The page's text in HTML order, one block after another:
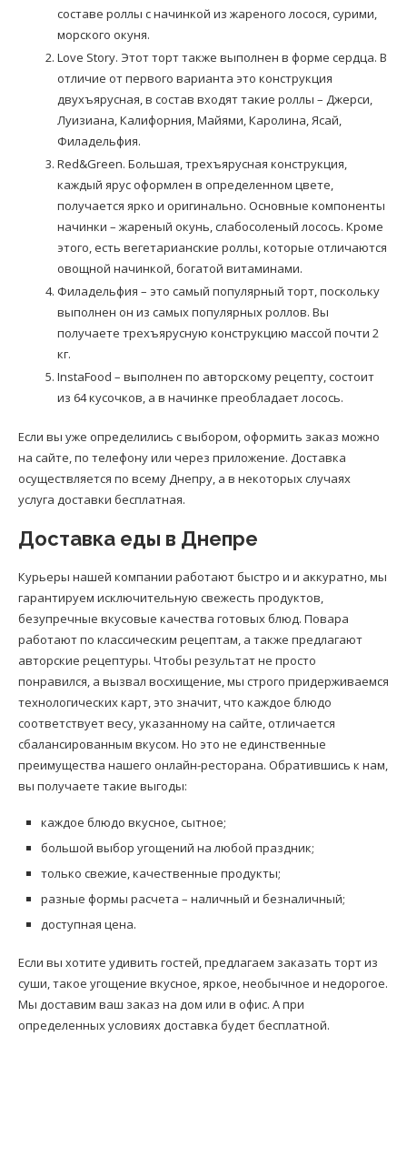
составе роллы с начинкой из жареного лосося, сурими,
морского окуня.
Love Story. Этот торт также выполнен в форме сердца. В
отличие от первого варианта это конструкция
двухъярусная, в состав входят такие роллы – Джерси,
Луизиана, Калифорния, Майями, Каролина, Ясай,
Филадельфия.
Red&Green. Большая, трехъярусная конструкция,
каждый ярус оформлен в определенном цвете,
получается ярко и оригинально. Основные компоненты
начинки – жареный окунь, слабосоленый лосось. Кроме
этого, есть вегетарианские роллы, которые отличаются
овощной начинкой, богатой витаминами.
Филадельфия – это самый популярный торт, поскольку
выполнен он из самых популярных роллов. Вы
получаете трехъярусную конструкцию массой почти 2
кг.
InstaFood – выполнен по авторскому рецепту, состоит
из 64 кусочков, а в начинке преобладает лосось.
Если вы уже определились с выбором, оформить заказ можно
на сайте, по телефону или через приложение. Доставка
осуществляется по всему Днепру, а в некоторых случаях
услуга доставки бесплатная.
Доставка еды в Днепре
Курьеры нашей компании работают быстро и и аккуратно, мы
гарантируем исключительную свежесть продуктов,
безупречные вкусовые качества готовых блюд. Повара
работают по классическим рецептам, а также предлагают
авторские рецептуры. Чтобы результат не просто
понравился, а вызвал восхищение, мы строго придерживаемся
технологических карт, это значит, что каждое блюдо
соответствует весу, указанному на сайте, отличается
сбалансированным вкусом. Но это не единственные
преимущества нашего онлайн-ресторана. Обратившись к нам,
вы получаете такие выгоды:
каждое блюдо вкусное, сытное;
большой выбор угощений на любой праздник;
только свежие, качественные продукты;
разные формы расчета – наличный и безналичный;
доступная цена.
Если вы хотите удивить гостей, предлагаем заказать торт из
суши, такое угощение вкусное, яркое, необычное и недорогое.
Мы доставим ваш заказ на дом или в офис. А при
определенных условиях доставка будет бесплатной.